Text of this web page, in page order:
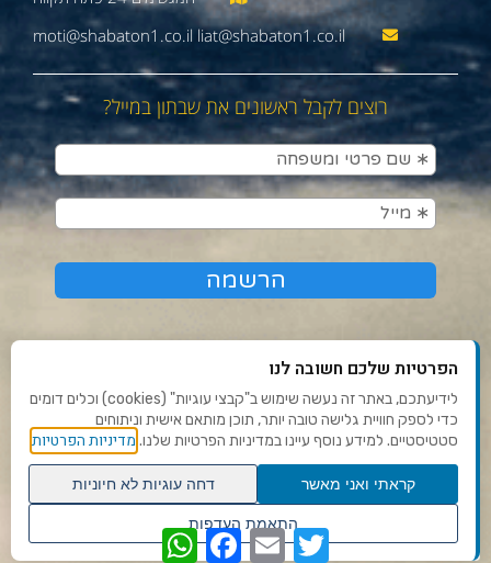
moti@shabaton1.co.il liat@shabaton1.co.il
רוצים לקבל ראשונים את שבתון במייל?
תנאי שימוש ומדיניות פרטיות
פנו אלינו
הצהרת נגישות
Ⓒ 2020 - כל הזכויות שמורות לשבתון WhatsAppFacebookEmailTwitter לראש
הפרטיות שלכם חשובה לנו
לידיעתכם, באתר זה נעשה שימוש ב"קבצי עוגיות" (cookies) וכלים דומים
כדי לספק חוויית גלישה טובה יותר, תוכן מותאם אישית וניתוחים
סטטיסטיים. למידע נוסף עיינו במדיניות הפרטיות שלנו. מדיניות הפרטיות
קראתי ואני מאשר
דחה עוגיות לא חיוניות
התאמת העדפות
שנו העדפות פרטיות